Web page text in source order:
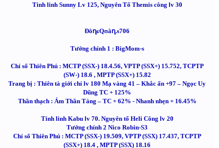
Tinh linh Sunny Lv 125, Nguyên Tố Themis công lv 30
ĐôղɕQʊâղ.s706
Tướng chính 1 : BigMom-s
Chỉ số Thiên Phú : MCTP (SSX-) 18.4.56, VPTP (SSX+) 15.752, TCPTP
(SW-) 18.6 , MPTP (SSX+) 15.82
Trang bị : Thiên tà giới chỉ lv 180 Mạ vàng 41 – Khắc ấn +97 – Ngọc Uy
Dũng TC + 125%
Thần thạch : Ám Thần Tảng – TC + 62% - Nhanh nhẹn + 16.45%
Tinh linh Kabu lv 70. Nguyên tố Heli Công lv 20
Tướng chính 2 Nico Robin-S3
Chỉ số Thiên Phú : MCTP (SSX-) 19.509, VPTP (SSX) 17.437, TCPTP
(SSX+) 18.4 , MPTP (SSX) 18.16